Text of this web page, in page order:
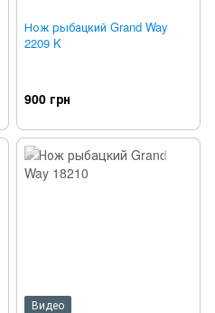
Нож рыбацкий Grand Way
2209 K
900 грн
Видео